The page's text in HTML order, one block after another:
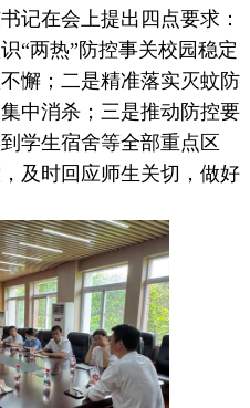
记在会上提出四点要求：
“两热”防控事关校园稳定
懈；二是精准落实灭蚊防
中消杀；三是推动防控要
学生宿舍等全部重点区
及时回应师生关切，做好